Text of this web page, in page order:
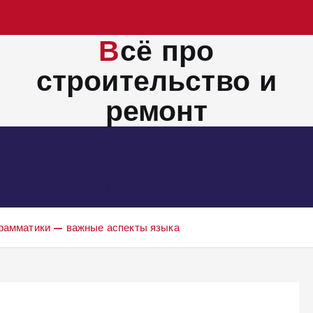
Всё про
строительство и
ремонт
— важные аспекты языка